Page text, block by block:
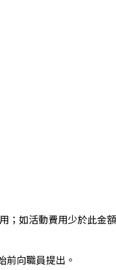
；如活動費用少於此金
前向職員提出。